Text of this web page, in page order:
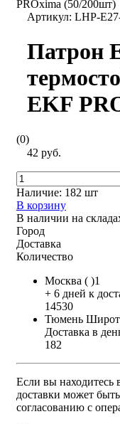
Артикул: LHP-
Патрон
EKF
(0)
42 руб.
Наличие: 182 шт
В корзину
В наличии на
Город
Доставка
Количество
Москва ( )1
+ 6 дней к
14530
Тюмень
Доставка в
182
Если вы находитесь
доставки может
согласованию с